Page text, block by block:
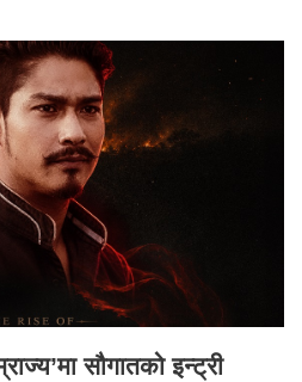
सौगातको इन्ट्री